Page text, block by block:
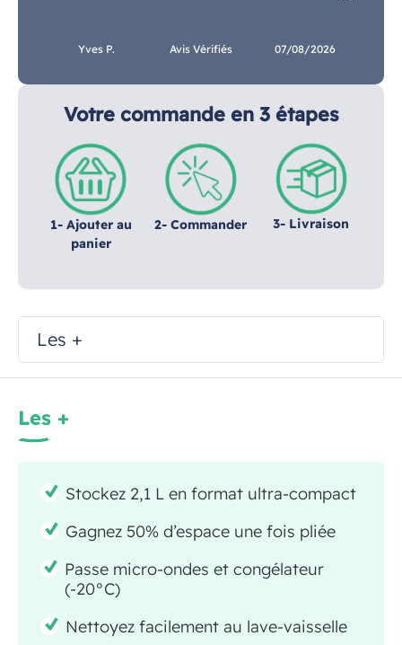
Votre commande en 3 étapes
1- Ajouter au
panier
2- Commander 3- Livraison
Yves P. Avis Vérifiés 07/08/2026
Les +
Les +
Stockez 2,1 L en format ultra-compact
Gagnez 50% d’espace une fois pliée
Passe micro-ondes et congélateur
(-20°C)
Nettoyez facilement au lave-vaisselle